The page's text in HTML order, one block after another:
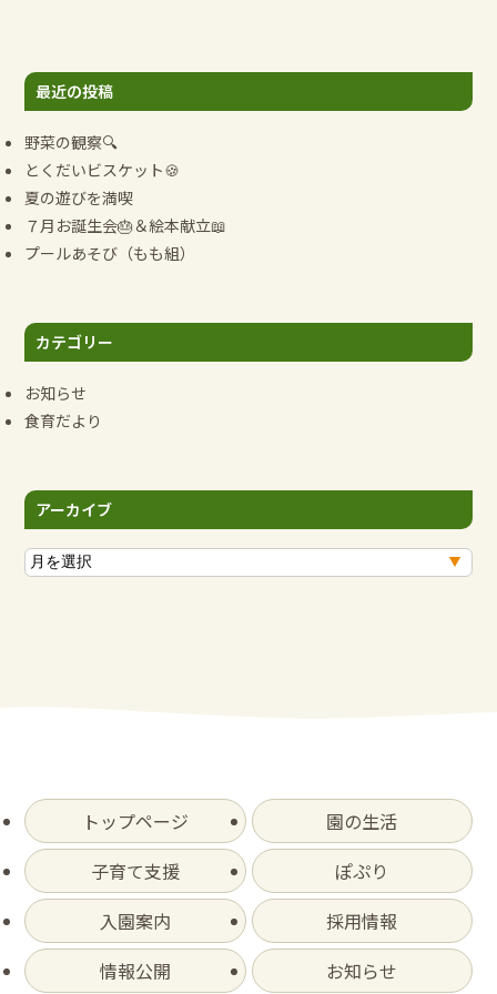
ー
シ
ン
最近の投稿
野菜の観察🔍
とくだいビスケット🍪
夏の遊びを満喫
７月お誕生会🎂＆絵本献立📖
プールあそび（もも組）
カテゴリー
お知らせ
食育だより
アーカイブ
ア
トップページ
園の生活
子育て支援
ぽぷり
入園案内
採用情報
情報公開
お知らせ